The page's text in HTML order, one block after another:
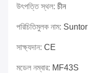
উৎপত্তি স্থল: চীন
পরিচিতিমুলক নাম: Suntor
সাক্ষ্যদান: CE
মডেল নম্বার: MF43S